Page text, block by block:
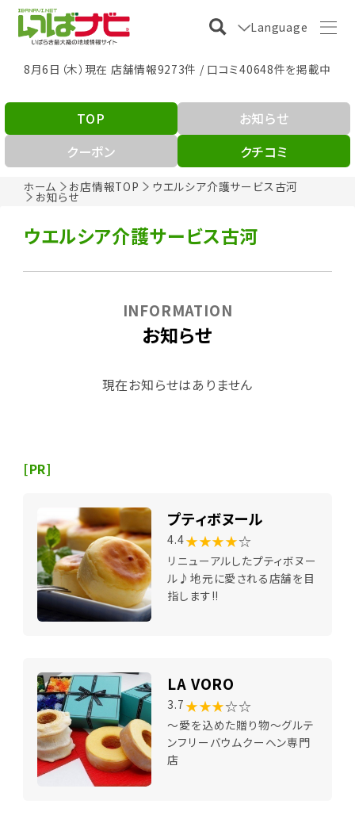
Language
8月6日（木）現在 店舗情報9273件 / 口コミ40648件を掲載中
ホーム お店情報TOP ウエルシア介護サービス古河
お知らせ
TOP
お知らせ
クーポン
クチコミ
ウエルシア介護サービス古河
お知らせ
INFORMATION
現在お知らせはありません
[PR]
プティボヌール
4.4★★★★☆
リニューアルしたプティボヌー
ル♪地元に愛される店舗を目
指します!!
LA VORO
3.7 ★★★☆☆
～愛を込めた贈り物～グルテ
ンフリーバウムクーヘン専門
店